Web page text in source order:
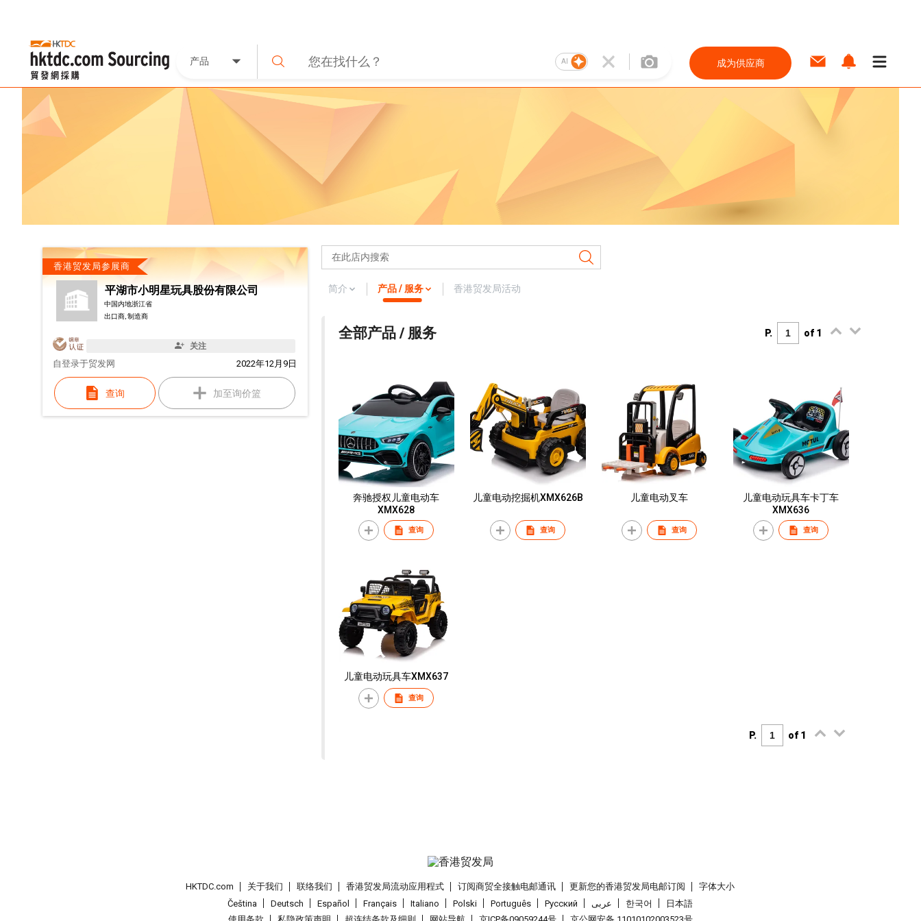
产品 AI 成为供应商
香港贸发局参展商
平湖市小明星玩具股份有限公司
中国内地浙江省
出口商, 制造商
关注
自 2022年12月9日
登录于贸发网
查询 加至询价篮
简介 产品 / 服务 香港贸发局活动
全部产品 / 服务 P. of 1
奔驰授权儿童电动车
XMX628
查询
儿童电动挖掘机XMX626B
查询
儿童电动叉车
查询
儿童电动玩具车卡丁车
XMX636
查询
儿童电动玩具车XMX637
查询
P. of 1
HKTDC.com 关于我们 联络我们 香港贸发局流动应用程式 订阅商贸全接触电邮通讯 更新您的香港贸发局电邮订阅
字体大小
Čeština
Deutsch Español Français Italiano Polski Português Pусский عربى 한국어
日本語